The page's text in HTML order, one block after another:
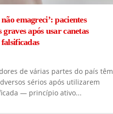
emagreci’: pacientes
graves após usar canetas
de várias partes do país têm
sérios após utilizarem
— princípio ativo...